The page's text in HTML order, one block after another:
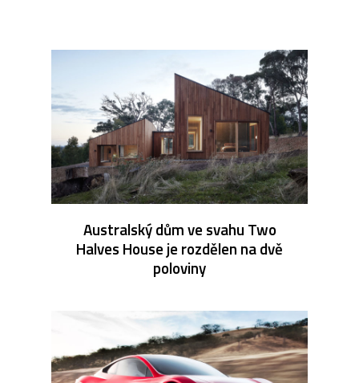
Australský dům ve svahu Two
Halves House je rozdělen na dvě
poloviny